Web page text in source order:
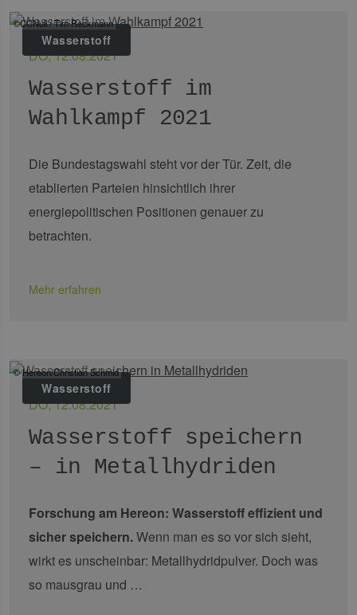
Wasserstoff
©CCNull / Tim Reckmann
DO, 12.08.2021
Wasserstoff im
Wahlkampf 2021
Die Bundestagswahl steht vor der Tür. Zeit, die
etablierten Parteien hinsichtlich ihrer
energiepolitischen Positionen genauer zu
betrachten.
Mehr erfahren
Wasserstoff
© Hereon/Christian Schmid
DO, 12.08.2021
Wasserstoff speichern
– in Metallhydriden
Forschung am Hereon: Wasserstoff effizient und
sicher speichern.Wenn man es so vor sich sieht,
wirkt es unscheinbar: Metallhydridpulver. Doch was
so mausgrau und …